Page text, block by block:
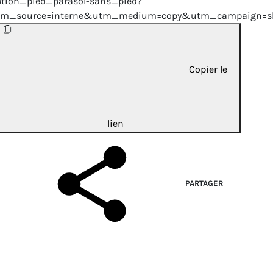
Copier le
lien
PARTAGER